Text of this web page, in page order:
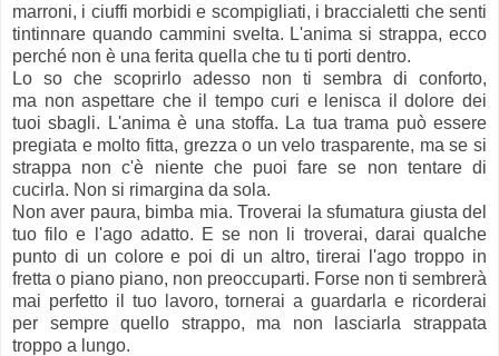
marroni, i ciuffi morbidi e scompigliati, i braccialetti che senti
tintinnare quando cammini svelta. L'anima si strappa, ecco
perché non è una ferita quella che tu ti porti dentro.
Lo so che scoprirlo adesso non ti sembra di conforto,
ma non aspettare che il tempo curi e lenisca il dolore dei
tuoi sbagli. L'anima è una stoffa. La tua trama può essere
pregiata e molto fitta, grezza o un velo trasparente, ma se si
strappa non c'è niente che puoi fare se non tentare di
cucirla. Non si rimargina da sola.
Non aver paura, bimba mia. Troverai la sfumatura giusta del
tuo filo e l'ago adatto. E se non li troverai, darai qualche
punto di un colore e poi di un altro, tirerai l'ago troppo in
fretta o piano piano, non preoccuparti. Forse non ti sembrerà
mai perfetto il tuo lavoro, tornerai a guardarla e ricorderai
per sempre quello strappo, ma non lasciarla strappata
troppo a lungo.